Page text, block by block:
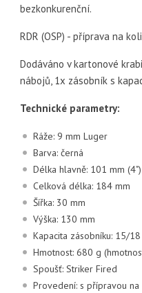
bezkonkurenční.
RDR (OSP) - příprava na
Dodáváno v kartonové
nábojů, 1x zásobník s
Technické parametry:
Ráže: 9 mm Luger
Barva: černá
Délka hlavně: 101 mm (4")
Celková délka: 184 mm
Šířka: 30 mm
Výška: 130 mm
Kapacita zásobníku: 15/18
Hmotnost: 680 g
Spoušť: Striker Fired
Provedení: s přípravou